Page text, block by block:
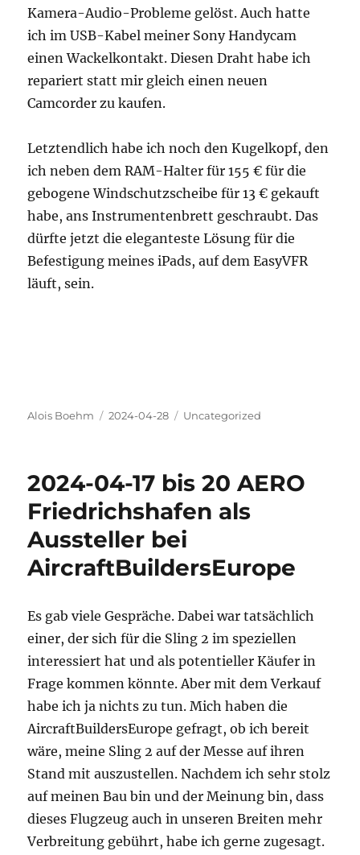
Kamera-Audio-Probleme gelöst. Auch hatte
ich im USB-Kabel meiner Sony Handycam
einen Wackelkontakt. Diesen Draht habe ich
repariert statt mir gleich einen neuen
Camcorder zu kaufen.
Letztendlich habe ich noch den Kugelkopf, den
ich neben dem RAM-Halter für 155 € für die
gebogene Windschutzscheibe für 13 € gekauft
habe, ans Instrumentenbrett geschraubt. Das
dürfte jetzt die eleganteste Lösung für die
Befestigung meines iPads, auf dem EasyVFR
läuft, sein.
Autor
Alois Boehm
Veröffentlicht
2024-04-28 Kategorien
Uncategorized
2024-04-17 bis 20 AERO
Friedrichshafen als
Aussteller bei
AircraftBuildersEurope
Es gab viele Gespräche. Dabei war tatsächlich
einer, der sich für die Sling 2 im speziellen
interessiert hat und als potentieller Käufer in
Frage kommen könnte. Aber mit dem Verkauf
habe ich ja nichts zu tun. Mich haben die
AircraftBuildersEurope gefragt, ob ich bereit
wäre, meine Sling 2 auf der Messe auf ihren
Stand mit auszustellen. Nachdem ich sehr stolz
auf meinen Bau bin und der Meinung bin, dass
dieses Flugzeug auch in unseren Breiten mehr
Verbreitung gebührt, habe ich gerne zugesagt.